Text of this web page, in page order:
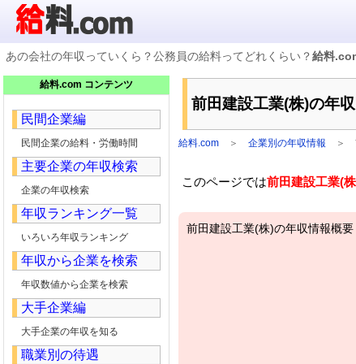
企業検索
年収ランキング
業種別企業一覧
国家公務員編
地方公務員給料検索
私立大学教員編
収録企業データの状況
あの会社の年収っていくら？公務員の給料ってどれくらい？給料
前田建設工業(株)の年
給料.com ＞ 企業別の年収情報 ＞
このページでは前田建設工業(
前田建設工業(株)の年収情報概要
給料.com コンテンツ
民間企業編
民間企業の給料・労働時間
主要企業の年収検索
企業の年収検索
年収ランキング一覧
いろいろ年収ランキング
年収から企業を検索
年収数値から企業を検索
大手企業編
大手企業の年収を知る
職業別の待遇